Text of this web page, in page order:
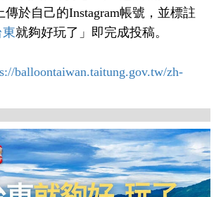
於自己的Instagram帳號，並標註
東就夠好玩了」即完成投稿。
balloontaiwan.taitung.gov.tw/zh-